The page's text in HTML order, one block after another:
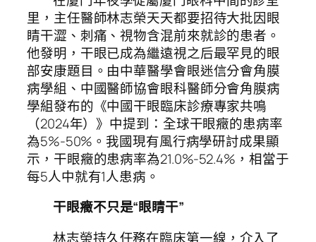
里，主任醫師林志榮天天都要招待大批因眼
睛干澀、刺痛、視物含混前來就診的患者。
他發明，干眼已成為繼遠視之后最罕見的眼
部安康題目。由中華醫學會眼迷信分會角膜
病學組、中國醫師協會眼科醫師分會角膜病
學組發布的《中國干眼臨床診療專家共鳴
（2024年）》中提到：全球干眼癥的患病率
為5%-50%。我國現有風行病學研討成果顯
示，干眼癥的患病率為21.0%-52.4%，相當于
每5人中就有1人患病。
干眼癥不只是“眼睛干”
林志榮持久任務在臨床第一線，介入了